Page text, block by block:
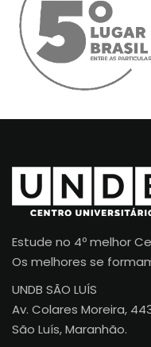
Estude no 4º melhor
Os melhores se
UNDB SÃO LUÍS
Av. Colares Moreira,
São Luís, Maranhão.